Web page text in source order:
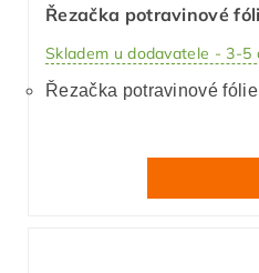
Řezačka potravinové
Skladem u dodavatele - 3-5
Řezačka potravinové